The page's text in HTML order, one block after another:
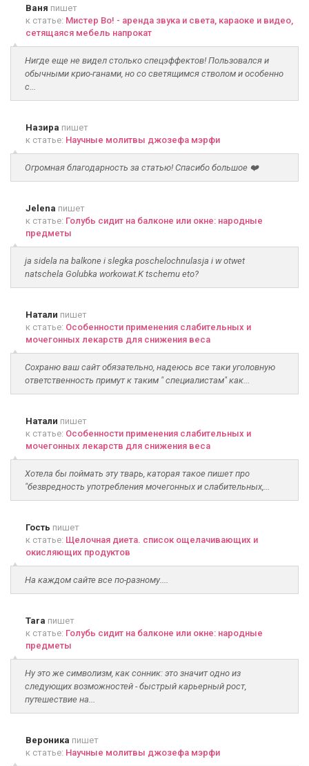
Ваня пишет
к статье: Мистер Во! - аренда звука и света, караоке и видео,
сетящаяся мебель напрокат
Нигде еще не видел столько спецэффектов! Пользовался и
обычными крио-ганами, но со светящимся стволом и особенно
с...
Назира пишет
к статье: Научные молитвы джозефа мэрфи
Огромная благодарность за статью! Спасибо большое ❤️
Jelena пишет
к статье: Голубь сидит на балконе или окне: народные
предметы
ja sidela na balkone i slegka poschelochnulasja i w otwet
natschela Golubka workowat.K tschemu eto?
Натали пишет
к статье: Особенности применения слабительных и
мочегонных лекарств для снижения веса
Сохраню ваш сайт обязательно, надеюсь все таки уголовную
ответственность примут к таким " специалистам" как...
Натали пишет
к статье: Особенности применения слабительных и
мочегонных лекарств для снижения веса
Хотела бы поймать эту тварь, каторая такое пишет про
"безвредность употребления мочегонных и слабительных,...
Гость пишет
к статье: Щелочная диета. список ощелачивающих и
окисляющих продуктов
На каждом сайте все по-разному....
Tara пишет
к статье: Голубь сидит на балконе или окне: народные
предметы
Ну это же символизм, как сонник: это значит одно из
следующих возможностей - быстрый карьерный рост,
путешествие на...
Вероника пишет
к статье: Научные молитвы джозефа мэрфи